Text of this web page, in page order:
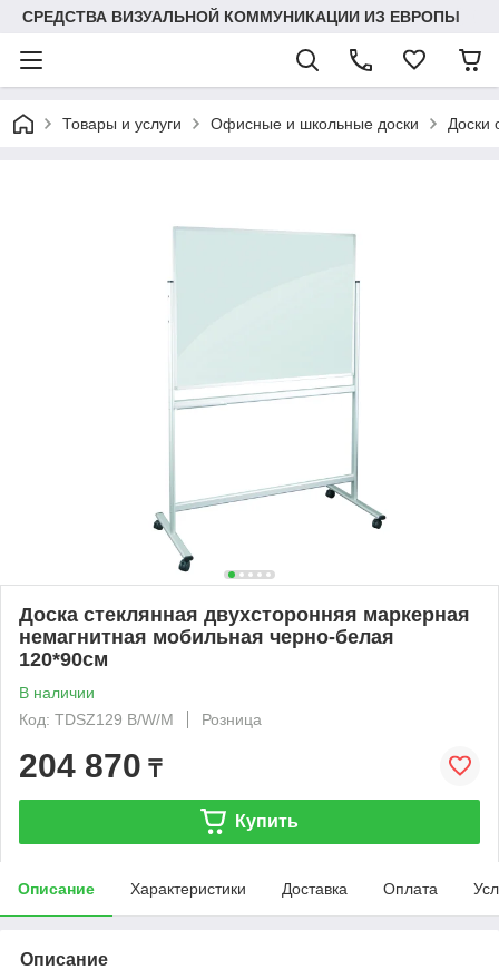
СРЕДСТВА ВИЗУАЛЬНОЙ КОММУНИКАЦИИ ИЗ ЕВРОПЫ
Товары и услуги Офисные и школьные доски Доски
Доска стеклянная двухсторонняя маркерная
немагнитная мобильная черно-белая
120*90см
В наличии
Код: TDSZ129 B/W/M
Розница
204 870 ₸
Купить
Описание Характеристики Доставка Оплата
Описание